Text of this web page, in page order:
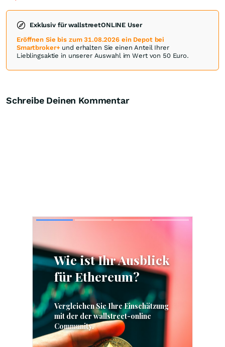
Exklusiv für wallstreetONLINE User
Eröffnen Sie bis zum 31.08.2026 ein Depot bei
Smartbroker+und erhalten Sie einen Anteil Ihrer
Lieblingsaktie in unserer Auswahl im Wert von 50 Euro.
Schreibe Deinen Kommentar